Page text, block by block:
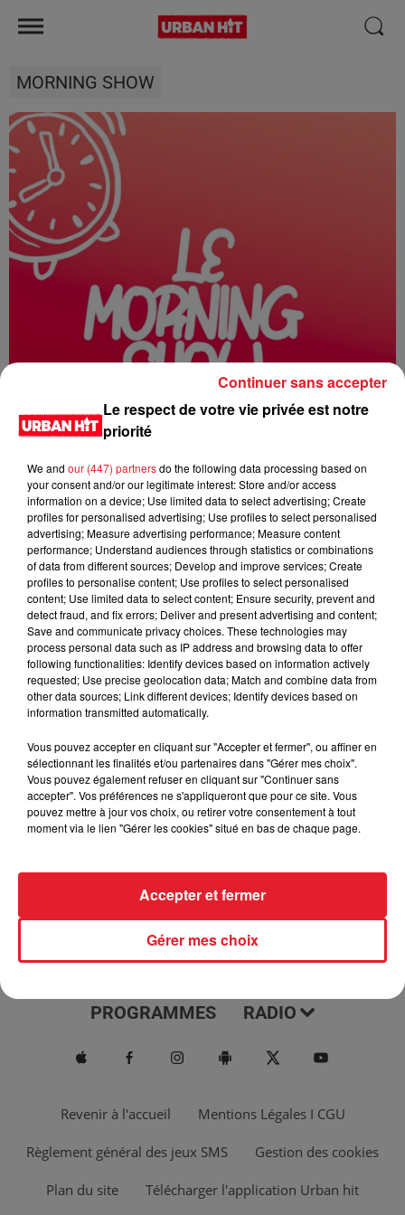
MORNING SHOW
0:00 3 min
16 juin 2026 - 3 min
MORNING SHOW 08H12 du 16.06.2026
Le Morning Show
ACTUS MUSIQUES
PROGRAMMES RADIO
Revenir à l'accueil Mentions Légales I CGU
Règlement général des jeux SMS Gestion des cookies
Plan du site Télécharger l'application Urban hit
Le respect de votre vie privée est notre
priorité
We and our (447) partnersdo the following data processing based on
your consent and/or our legitimate interest: Store and/or access
information on a device; Use limited data to select advertising; Create
profiles for personalised advertising; Use profiles to select personalised
advertising; Measure advertising performance; Measure content
performance; Understand audiences through statistics or combinations
of data from different sources; Develop and improve services; Create
profiles to personalise content; Use profiles to select personalised
content; Use limited data to select content; Ensure security, prevent and
detect fraud, and fix errors; Deliver and present advertising and content;
Save and communicate privacy choices. These technologies may
process personal data such as IP address and browsing data to offer
following functionalities: Identify devices based on information actively
requested; Use precise geolocation data; Match and combine data from
other data sources; Link different devices; Identify devices based on
information transmitted automatically.
Vous pouvez accepter en cliquant sur "Accepter et fermer", ou affiner en
sélectionnant les finalités et/ou partenaires dans "Gérer mes choix".
Vous pouvez également refuser en cliquant sur "Continuer sans
accepter". Vos préférences ne s'appliqueront que pour ce site. Vous
pouvez mettre à jour vos choix, ou retirer votre consentement à tout
moment via le lien "Gérer les cookies" situé en bas de chaque page.
Gérer mes choix
Accepter et fermer
Continuer sans accepter